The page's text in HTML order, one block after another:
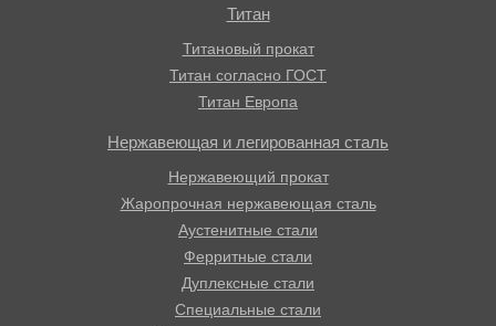
Титан
Титановый прокат
Титан согласно ГОСТ
Титан Европа
Нержавеющая и легированная сталь
Нержавеющий прокат
Жаропрочная нержавеющая сталь
Аустенитные стали
Ферритные стали
Дуплексные стали
Специальные стали